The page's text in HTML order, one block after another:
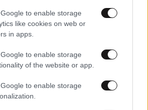
to enable storage
like cookies on web or
in apps.
to enable storage
of the website or app.
to enable storage